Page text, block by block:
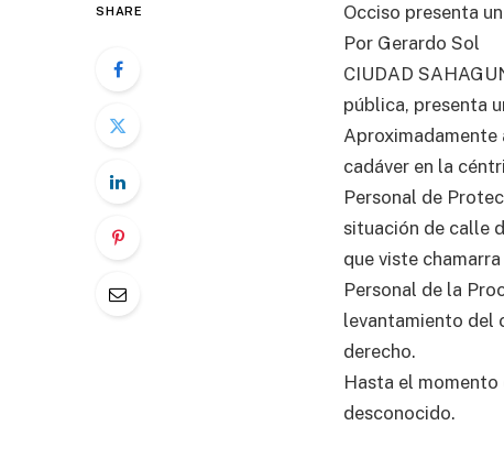
SHARE
Occiso presenta
Por Gerardo Sol
CIUDAD
pública, presenta
Aproximadamente
cadáver en la
Personal de
situación de calle
que viste
Personal de la
levantamiento del
derecho.
Hasta el momento
desconocido.